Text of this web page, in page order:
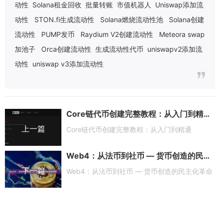
动性 Solana租金回收 批量转账 市值机器人
Uniswap添加流
动性
STON.fi生成流动性 Solana燃烧流动性池
Solana创建
流动性
PUMP发币 Raydium V2创建流动性
Meteora swap
加池子
Orca创建流动性 生成流动性代币 uniswapv2添加流
动性 uniswap v3添加流动性
上一篇
Core链代币创建完整教程：从入门到精通
Core链代币创建完整教程：从入门到精通
下一篇
Web4：从法币到社币 — 货币创造的民主化革命
Web4：从法币到社币 — 货币创造的民主化革命